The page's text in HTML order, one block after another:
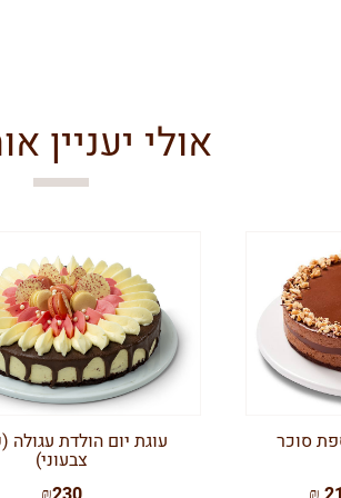
אולי יעניין
סוכר
עוגת יום הולדת עגולה
צבעוני)